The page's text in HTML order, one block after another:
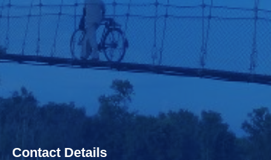
Contact Details